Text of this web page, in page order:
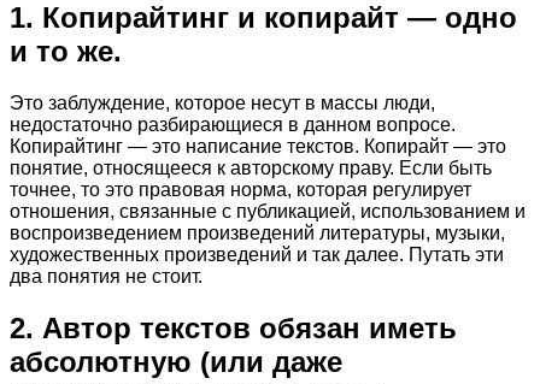
1. Копирайтинг и копирайт — одно
и то же.
Это заблуждение, которое несут в массы люди,
недостаточно разбирающиеся в данном вопросе.
Копирайтинг — это написание текстов. Копирайт — это
понятие, относящееся к авторскому праву. Если быть
точнее, то это правовая норма, которая регулирует
отношения, связанные с публикацией, использованием и
воспроизведением произведений литературы, музыки,
художественных произведений и так далее. Путать эти
два понятия не стоит.
2. Автор текстов обязан иметь
абсолютную (или даже